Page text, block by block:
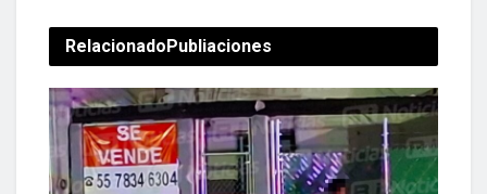
RelacionadoPubliaciones